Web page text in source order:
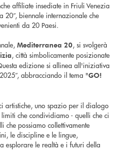
affiliate insediate in Friuli Venezia
20”, biennale internazionale che
da 20 Paesi.
Mediterranea 20, si svolgerà
, città simbolicamente posizionate
edizione si allinea all'iniziativa
abbracciando il tema "GO!
artistiche, uno spazio per il dialogo
che condividiamo - quelli che ci
che possiamo collettivamente
le discipline e le lingue,
esplorare le realtà e i futuri della